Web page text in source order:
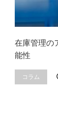
在庫管理の
能性
コラム